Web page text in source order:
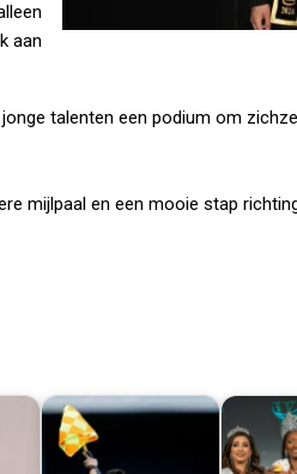
aan
talenten een podium om
mijlpaal en een mooie stap